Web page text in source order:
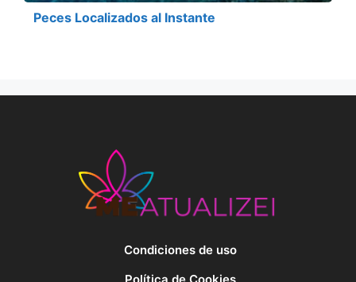
Peces Localizados al Instante
Condiciones de uso